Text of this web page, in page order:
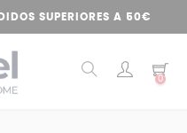
SUPERIORES A 50€
0